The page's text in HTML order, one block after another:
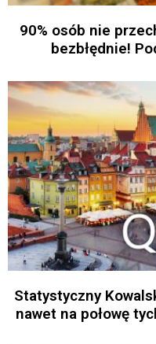
90% osób nie
bezbłędnie!
Statystyczny
nawet na połowę